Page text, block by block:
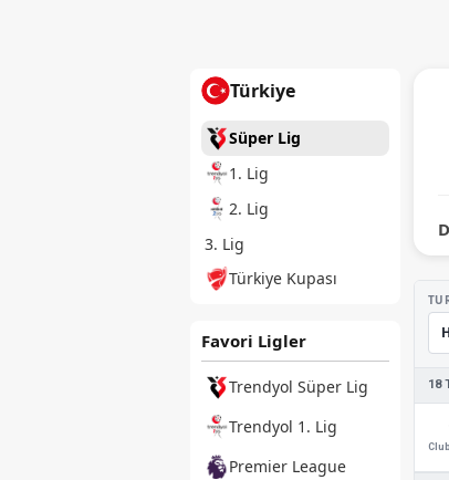
Türkiye
Süper Lig
1. Lig
2. Lig
3. Lig
Türkiye Kupası
Favori Ligler
Trendyol Süper Lig
Trendyol 1. Lig
Premier League
18